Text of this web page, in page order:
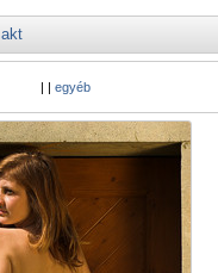
akt
| | egyéb